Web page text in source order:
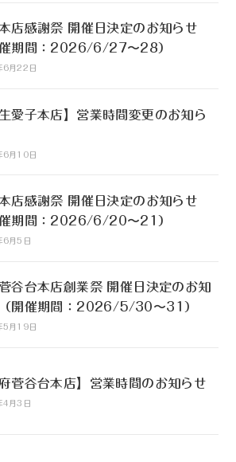
店感謝祭 開催日決定のお知らせ
催期間：2026/6/27〜28）
6月22日
生愛子本店】営業時間変更のお知ら
6月10日
店感謝祭 開催日決定のお知らせ
催期間：2026/6/20〜21）
月5日
谷台本店創業祭 開催日決定のお知
開催期間：2026/5/30〜31）
5月19日
府菅谷台本店】営業時間のお知らせ
月3日